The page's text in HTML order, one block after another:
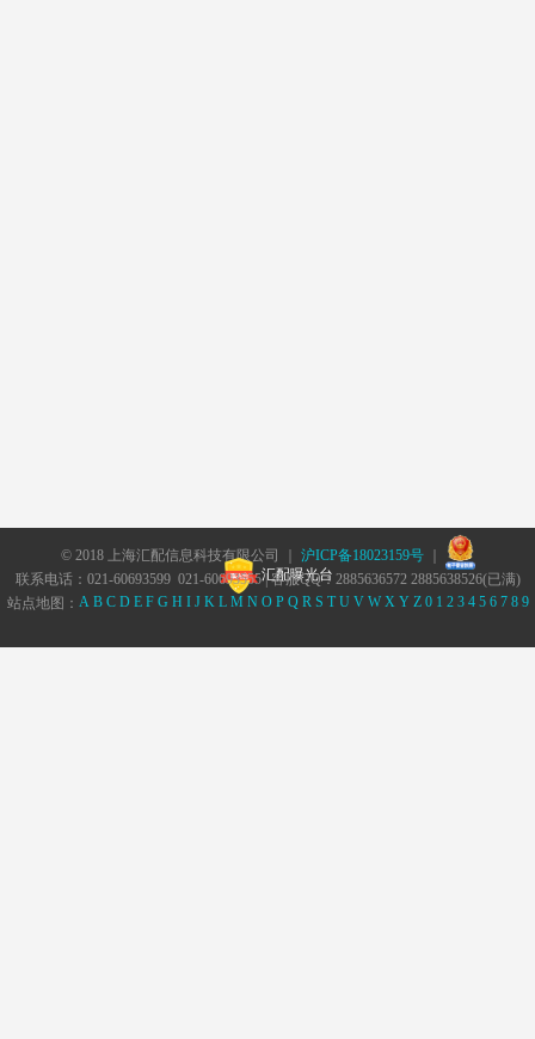
© 2018 上海汇配信息科技有限公司 ｜ 沪ICP备18023159号｜
汇配曝光台
联系电话：021-60693599 021-60693555 | 客服QQ：2885636572 2885638526(已满)
站点地图： A B C D E F G H I J K L M N O P Q R S T U V W X Y Z 0 1 2 3 4 5 6 7 8 9